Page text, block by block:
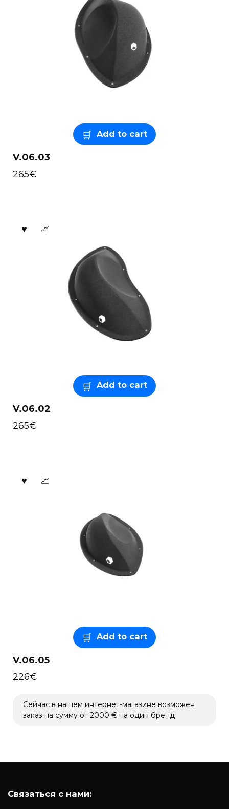
Add to cart
V.06.03
265€
Add to cart
V.06.02
265€
Add to cart
V.06.05
226€
Сейчас в нашем интернет-магазине возможен
заказ на сумму от 2000 € на один бренд
Связаться с нами: